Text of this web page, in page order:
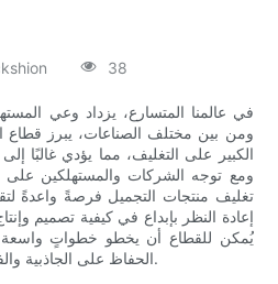
38
في عالمنا المتسارع، يزداد وعي
ومن بين مختلف الصناعات، يبرز قطاع
الكبير على التغليف، مما يؤدي غالبًا
ومع توجه الشركات والمستهلكين على
تغليف منتجات التجميل فرصةً واعدةً
إعادة النظر بإبداع في كيفية تصميم
يُمكن للقطاع أن يخطو خطواتٍ
الحفاظ على الجاذبية والفعالية التي يتوقعها المستهلكون.